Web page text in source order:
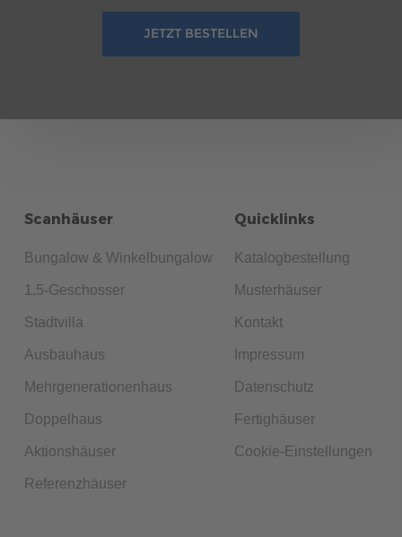
JETZT BESTELLEN
Scanhäuser
Bungalow & Winkelbungalow
1,5-Geschosser
Stadtvilla
Ausbauhaus
Mehrgenerationenhaus
Doppelhaus
Aktionshäuser
Referenzhäuser
Quicklinks
Katalogbestellung
Musterhäuser
Kontakt
Impressum
Datenschutz
Fertighäuser
Cookie-Einstellungen